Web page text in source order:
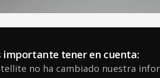
importante tener en cuenta:
no ha cambiado nuestra